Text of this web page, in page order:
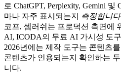
로 ChatGPT, Perplexity, Gemini
마나 자주 표시되는지
측정합니다
코프, 셈러쉬는 프로덕션 측면에
AI, ICODA의 무료 AI 가시성 도
2026년에는 제작 도구는 콘텐츠
콘텐츠가 인용되는지 확인하는
니다.